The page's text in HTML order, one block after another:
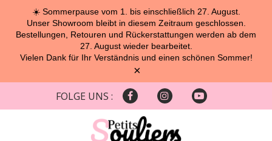
☀️ Sommerpause vom 1. bis einschließlich 27. August.
Unser Showroom bleibt in diesem Zeitraum geschlossen.
Bestellungen, Retouren und Rückerstattungen werden ab dem
27. August wieder bearbeitet.
Vielen Dank für Ihr Verständnis und einen schönen Sommer!
×
FOLGE UNS :